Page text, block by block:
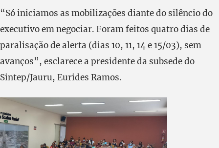
“Só iniciamos as mobilizações diante do silêncio do
executivo em negociar. Foram feitos quatro dias de
paralisação de alerta (dias 10, 11, 14 e 15/03), sem
avanços”, esclarece a presidente da subsede do
Sintep/Jauru, Eurides Ramos.